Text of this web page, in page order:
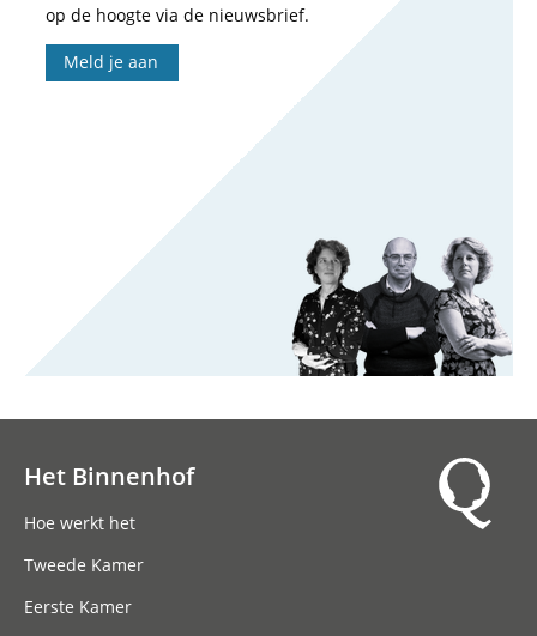
op de hoogte via de nieuwsbrief.
Meld je aan
Het Binnenhof
Hoe werkt het
Tweede Kamer
Eerste Kamer